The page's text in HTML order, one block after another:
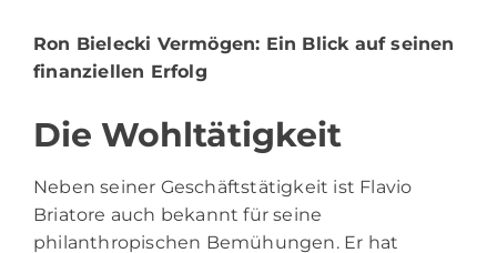
Ron Bielecki Vermögen: Ein Blick auf seinen
finanziellen Erfolg
Die Wohltätigkeit
Neben seiner Geschäftstätigkeit ist Flavio
Briatore auch bekannt für seine
philanthropischen Bemühungen. Er hat